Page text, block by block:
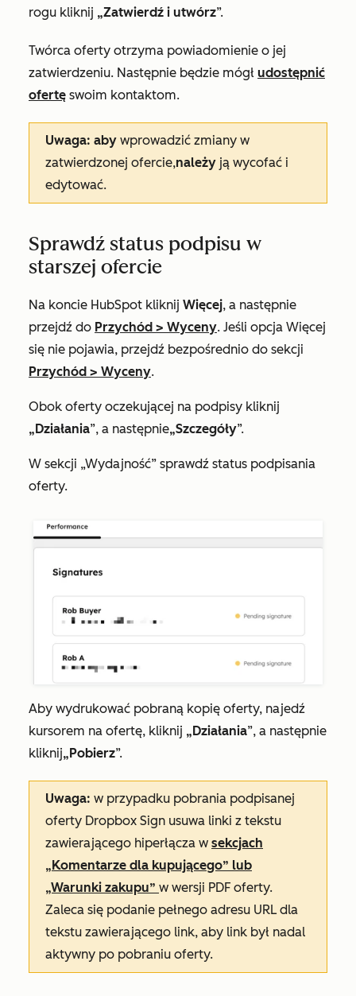
rogu kliknij „Zatwierdź i utwórz”.
Twórca oferty otrzyma powiadomienie o jej
zatwierdzeniu. Następnie będzie mógł udostępnić
ofertę swoim kontaktom.
Uwaga: aby wprowadzić zmiany w
zatwierdzonej ofercie,należy ją wycofać i
edytować.
Sprawdź status podpisu w
starszej ofercie
Na koncie HubSpot kliknij Więcej, a następnie
przejdź do Przychód > Wyceny. Jeśli opcja Więcej
się nie pojawia, przejdź bezpośrednio do sekcji
Przychód > Wyceny.
Obok oferty oczekującej na podpisy kliknij
„Działania”, a następnie„Szczegóły”.
W sekcji „Wydajność” sprawdź status podpisania
oferty.
Aby wydrukować pobraną kopię oferty, najedź
kursorem na ofertę, kliknij „Działania”, a następnie
kliknij„Pobierz”.
Uwaga: w przypadku pobrania podpisanej
oferty Dropbox Sign usuwa linki z tekstu
zawierającego hiperłącza w sekcjach
„Komentarze dla kupującego” lub
„Warunki zakupu” w wersji PDF oferty.
Zaleca się podanie pełnego adresu URL dla
tekstu zawierającego link, aby link był nadal
aktywny po pobraniu oferty.